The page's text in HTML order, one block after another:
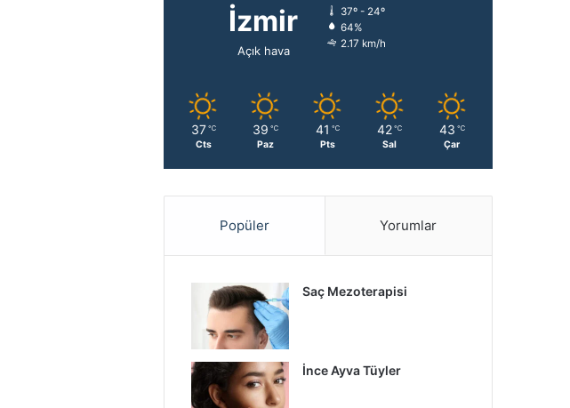
İzmir
Açık hava
37º - 24º
64%
2.17 km/h
37 ℃
Cts
39 ℃
Paz
41 ℃
Pts
42 ℃
Sal
43 ℃
Çar
Popüler Yorumlar
Saç Mezoterapisi
İnce Ayva Tüyler